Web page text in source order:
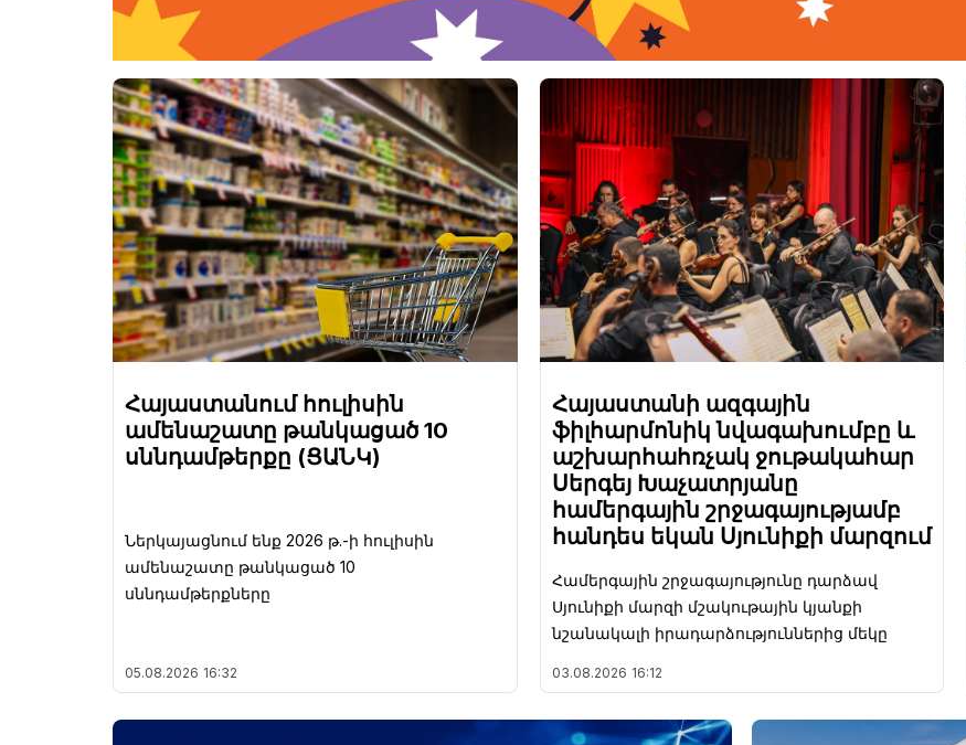
Հայաստանում հուլիսին
ամենաշատը թանկացած 10
սննդամթերքը (ՑԱՆԿ)
Ներկայացնում ենք 2026 թ.-ի հուլիսին
ամենաշատը թանկացած 10
սննդամթերքները
05.08.2026 16:32
Հայաստանի ազգային
ֆիլհարմոնիկ նվագախումբը և
աշխարհահռչակ ջութակահար
Սերգեյ Խաչատրյանը
համերգային շրջագայությամբ
հանդես եկան Սյունիքի մարզում
Համերգային շրջագայությունը դարձավ
Սյունիքի մարզի մշակութային կյանքի
նշանակալի իրադարձություններից մեկը
03.08.2026 16:12